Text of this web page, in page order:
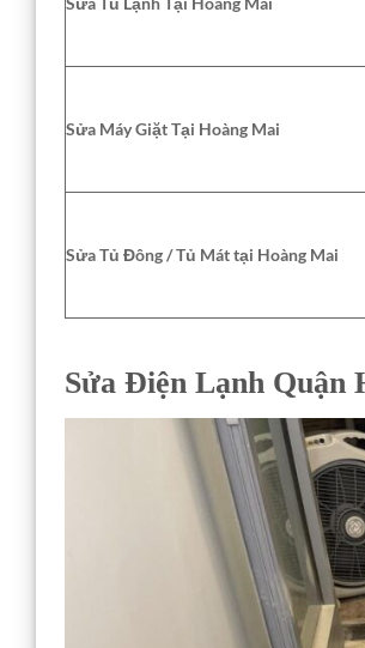
Sửa Máy Giặt Tại Hoàng Mai
Sửa Tủ Đông / Tủ Mát tại Hoàng Mai
Sửa Điện Lạnh Quận